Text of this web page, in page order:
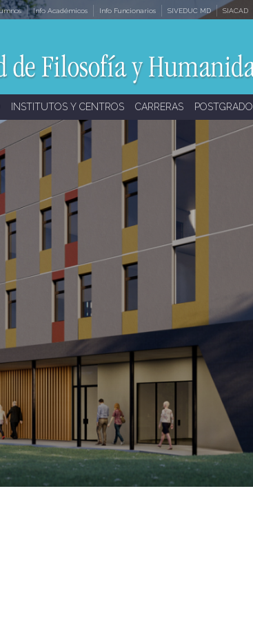
Info Académicos Info Funcionarios SIVEDUC MD SIACAD
INSTITUTOS Y CENTROS CARRERAS POSTGRADO